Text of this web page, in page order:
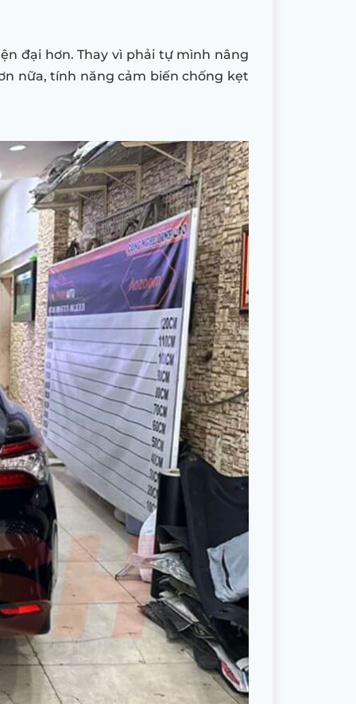
đại hơn. Thay vì phải tự mình nâng
nữa, tính năng cảm biến chống kẹt